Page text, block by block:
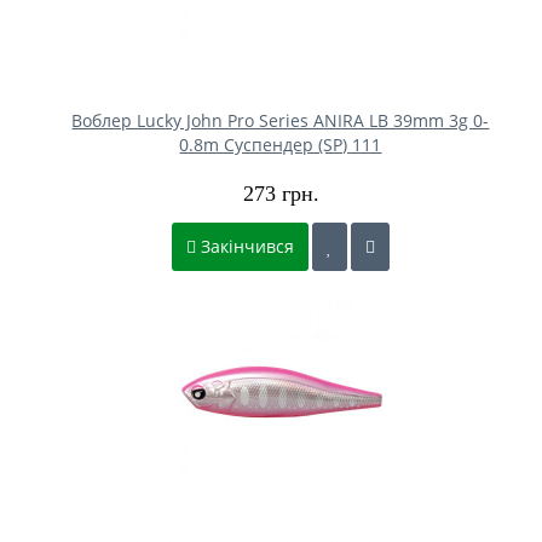
Воблер Lucky John Pro Series ANIRA LB 39mm 3g 0-
0.8m Cуспендер (SP) 111
273 грн.
Закінчився